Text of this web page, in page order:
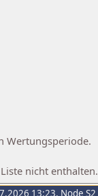
Wertungsperiode.
nicht enthalten.
13:23, Node S2